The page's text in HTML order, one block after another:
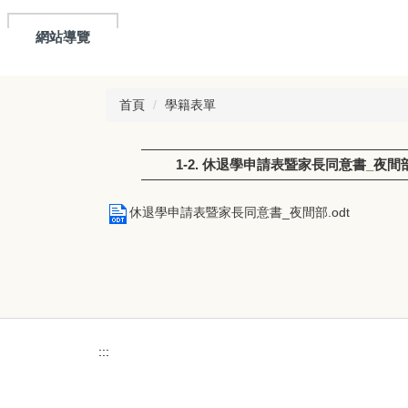
網站導覽
首頁 學籍表單
1-2. 休退學申請表暨家長同意書_夜間
休退學申請表暨家長同意書_夜間部.odt
:::